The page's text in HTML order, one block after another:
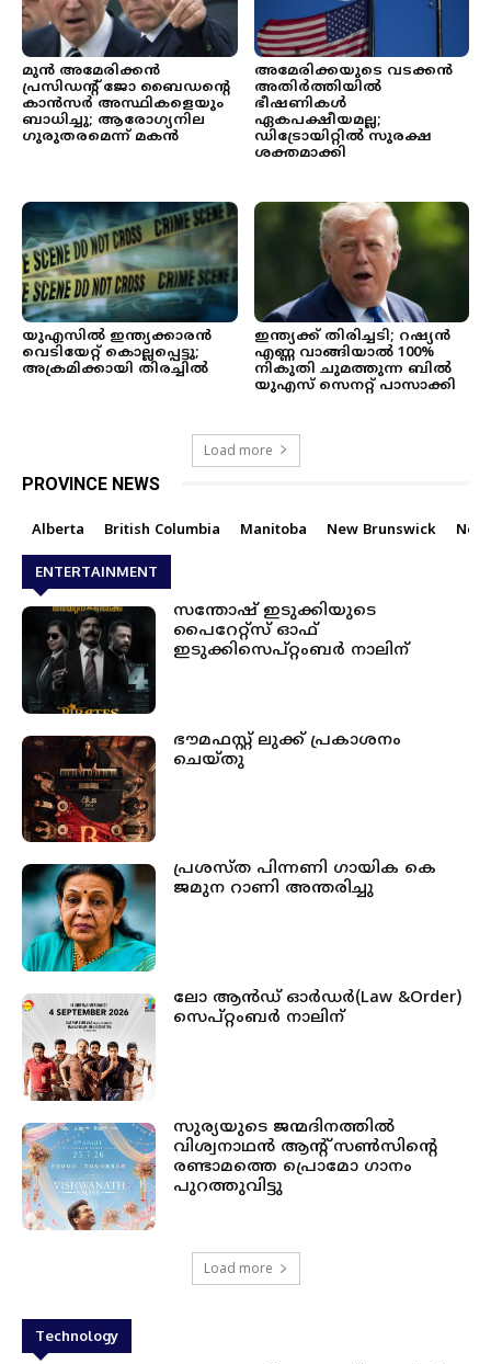
മുന്‍ അമേരിക്കന്‍
പ്രസിഡന്റ് ജോ ബൈഡന്റെ
കാന്‍സര്‍ അസ്ഥികളെയും
ബാധിച്ചു; ആരോഗ്യനില
ഗുരുതരമെന്ന് മകന്‍
അമേരിക്കയുടെ വടക്കൻ
അതിർത്തിയിൽ
ഭീഷണികൾ
ഏകപക്ഷീയമല്ല;
ഡിട്രോയിറ്റിൽ സുരക്ഷ
ശക്തമാക്കി
യുഎസില്‍ ഇന്ത്യക്കാരന്‍
വെടിയേറ്റ് കൊല്ലപ്പെട്ടു;
അക്രമിക്കായി തിരച്ചില്‍
ഇന്ത്യക്ക് തിരിച്ചടി; റഷ്യന്‍
എണ്ണ വാങ്ങിയാല്‍ 100%
നികുതി ചുമത്തുന്ന ബില്‍
യുഎസ് സെനറ്റ് പാസാക്കി
Load more
PROVINCE NEWS
Alberta British Columbia Manitoba New Brunswick
ENTERTAINMENT
സന്തോഷ് ഇടുക്കിയുടെ
പൈറേറ്റ്സ് ഓഫ്
ഇടുക്കിസെപ്റ്റംബർ നാലിന്
ഭൗമഫസ്റ്റ് ലുക്ക് പ്രകാശനം
ചെയ്തു
പ്രശസ്ത പിന്നണി ഗായിക കെ
ജമുന റാണി അന്തരിച്ചു
ലോ ആൻഡ് ഓർഡർ(Law &Order)
സെപ്റ്റംബർ നാലിന്
സുര്യയുടെ ജന്മദിനത്തിൽ
വിശ്വനാഥൻ ആന്റ് സൺസിന്റെ
രണ്ടാമത്തെ പ്രൊമോ ഗാനം
പുറത്തുവിട്ടു
Load more
Technology